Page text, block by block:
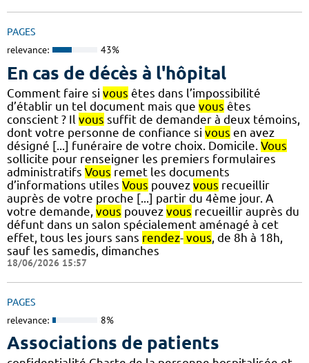
PAGES
relevance: 43%
En cas de décès à l'hôpital
Comment faire si vous êtes dans l’impossibilité
d’établir un tel document mais que vous êtes
conscient ? Il vous suffit de demander à deux témoins,
dont votre personne de confiance si vous en avez
désigné [...] funéraire de votre choix. Domicile. Vous
sollicite pour renseigner les premiers formulaires
administratifs Vous remet les documents
d’informations utiles Vous pouvez vous recueillir
auprès de votre proche [...] partir du 4ème jour. A
votre demande, vous pouvez vous recueillir auprès du
défunt dans un salon spécialement aménagé à cet
effet, tous les jours sans rendez- vous , de 8h à 18h,
sauf les samedis, dimanches
18/06/2026 15:57
PAGES
relevance: 8%
Associations de patients